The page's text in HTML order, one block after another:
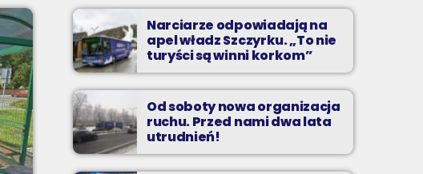
Narciarze odpowiadają na
apel władz Szczyrku. „To nie
turyści są winni korkom”
Od soboty nowa organizacja
ruchu. Przed nami dwa lata
utrudnień!